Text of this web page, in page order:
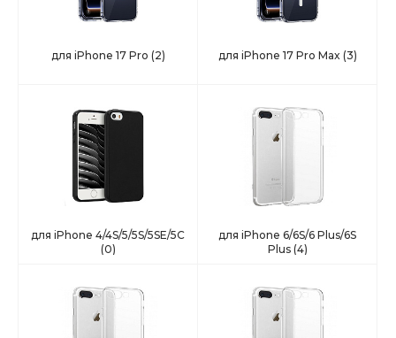
для iPhone 17 Pro (2) для iPhone 17 Pro Max (3)
для iPhone 4/4S/5/5S/5SE/5С
(0)
для iPhone 6/6S/6 Plus/6S
Plus (4)